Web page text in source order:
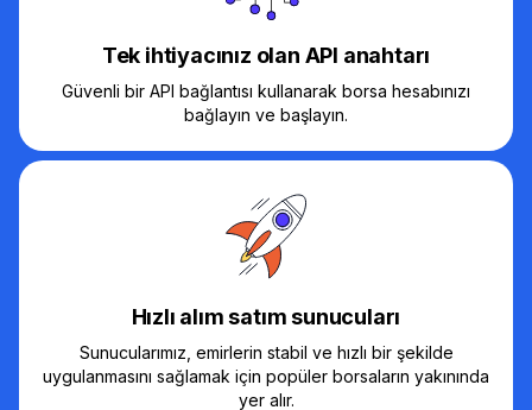
Tek ihtiyacınız olan API anahtarı
Güvenli bir API bağlantısı kullanarak borsa hesabınızı
bağlayın ve başlayın.
Hızlı alım satım sunucuları
Sunucularımız, emirlerin stabil ve hızlı bir şekilde
uygulanmasını sağlamak için popüler borsaların yakınında
yer alır.